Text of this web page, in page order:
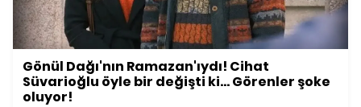
Gönül Dağı'nın Ramazan'ıydı! Cihat
Süvarioğlu öyle bir değişti ki... Görenler şoke
oluyor!